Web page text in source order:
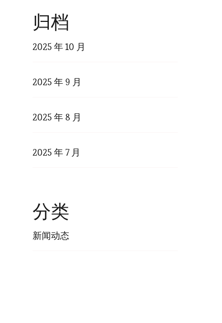
归档
2025 年 10 月
2025 年 9 月
2025 年 8 月
2025 年 7 月
分类
新闻动态